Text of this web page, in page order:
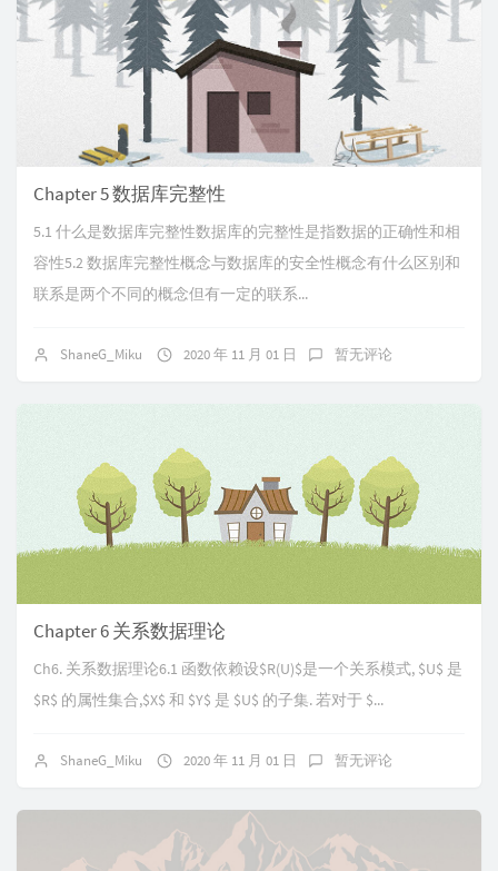
Chapter 5 数据库完整性
5.1 什么是数据库完整性数据库的完整性是指数据的正确性和相
容性5.2 数据库完整性概念与数据库的安全性概念有什么区别和
联系是两个不同的概念但有一定的联系...
ShaneG_Miku 2020 年 11 月 01 日 暂无评论
Chapter 6 关系数据理论
Ch6. 关系数据理论6.1 函数依赖设$R(U)$是一个关系模式, $U$ 是
$R$ 的属性集合,$X$ 和 $Y$ 是 $U$ 的子集. 若对于 $...
ShaneG_Miku 2020 年 11 月 01 日 暂无评论